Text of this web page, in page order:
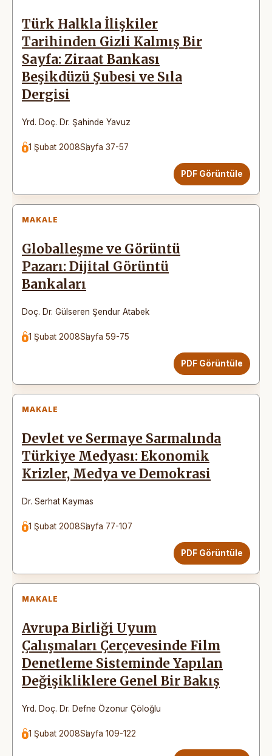
Türk Halkla İlişkiler
Tarihinden Gizli Kalmış Bir
Sayfa: Ziraat Bankası
Beşikdüzü Şubesi ve Sıla
Dergisi
Yrd. Doç. Dr. Şahinde Yavuz
1 Şubat 2008Sayfa 37-57
PDF Görüntüle
MAKALE
Globalleşme ve Görüntü
Pazarı: Dijital Görüntü
Bankaları
Doç. Dr. Gülseren Şendur Atabek
1 Şubat 2008Sayfa 59-75
PDF Görüntüle
MAKALE
Devlet ve Sermaye Sarmalında
Türkiye Medyası: Ekonomik
Krizler, Medya ve Demokrasi
Dr. Serhat Kaymas
1 Şubat 2008Sayfa 77-107
PDF Görüntüle
MAKALE
Avrupa Birliği Uyum
Çalışmaları Çerçevesinde Film
Denetleme Sisteminde Yapılan
Değişikliklere Genel Bir Bakış
Yrd. Doç. Dr. Defne Özonur Çöloğlu
1 Şubat 2008Sayfa 109-122